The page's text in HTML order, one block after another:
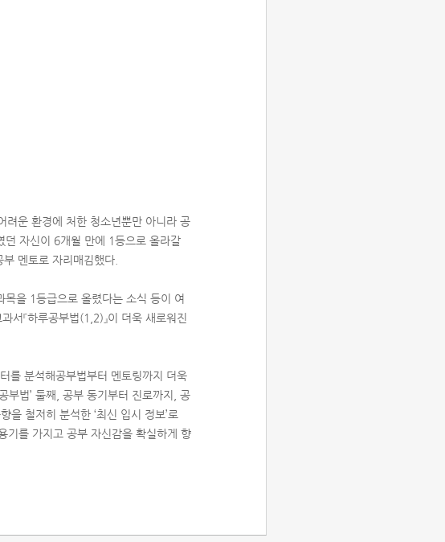
려운 환경에 처한 청소년뿐만 아니라 공
던 자신이 6개월 만에 1등으로 올라갈
멘토로 자리매김했다.
을 1등급으로 올렸다는 소식 등이 여
『하루공부법(1,2)』이 더욱 새로워진
를 분석해공부법부터 멘토링까지 더욱
부법’ 둘째, 공부 동기부터 진로까지, 공
을 철저히 분석한 ‘최신 입시 정보’로
기를 가지고 공부 자신감을 확실하게 향